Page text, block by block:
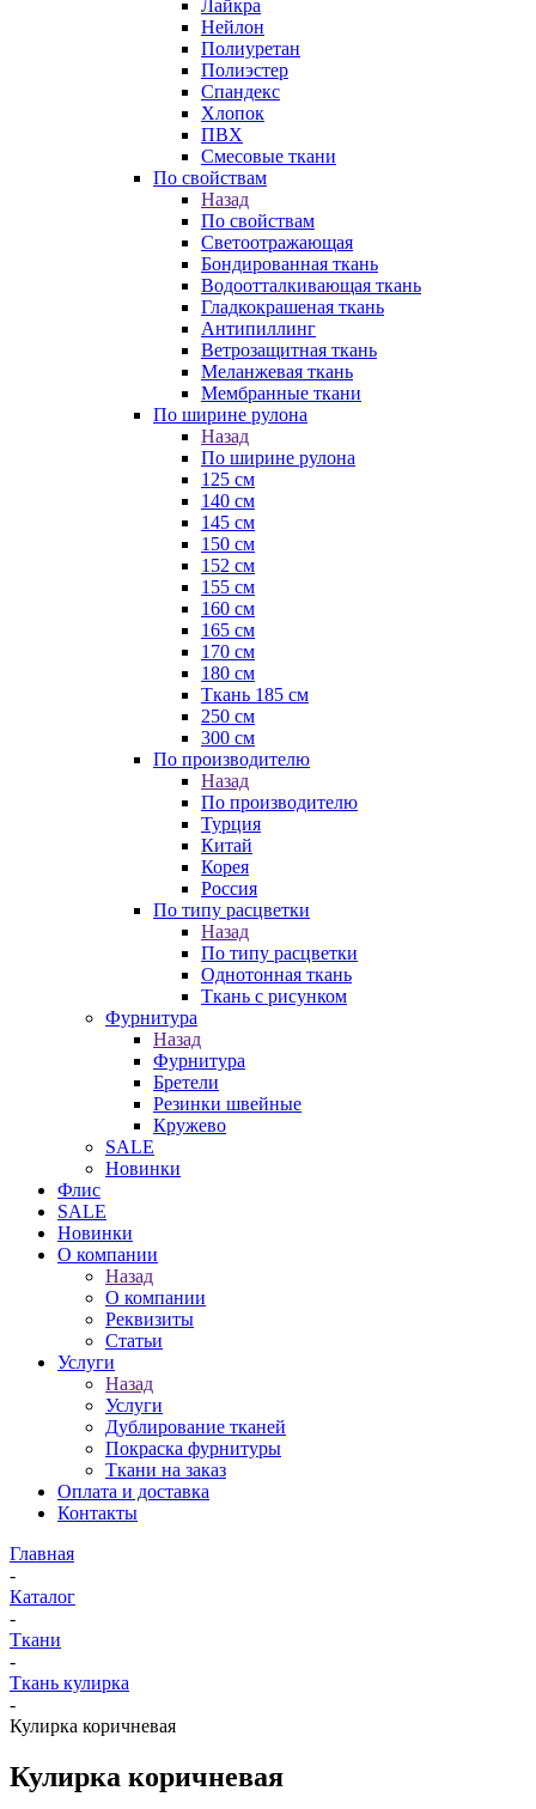
Лайкра
Нейлон
Полиуретан
Полиэстер
Спандекс
Хлопок
ПВХ
Смесовые ткани
По свойствам
Назад
По свойствам
Светоотражающая
Бондированная ткань
Водоотталкивающая ткань
Гладкокрашеная ткань
Антипиллинг
Ветрозащитная ткань
Меланжевая ткань
Мембранные ткани
По ширине рулона
Назад
По ширине рулона
125 см
140 см
145 см
150 см
152 см
155 см
160 см
165 см
170 см
180 см
Ткань 185 см
250 см
300 см
По производителю
Назад
По производителю
Турция
Китай
Корея
Россия
По типу расцветки
Назад
По типу расцветки
Однотонная ткань
Ткань с рисунком
Фурнитура
Назад
Фурнитура
Бретели
Резинки швейные
Кружево
SALE
Новинки
Флис
SALE
Новинки
О компании
Назад
О компании
Реквизиты
Статьи
Услуги
Назад
Услуги
Дублирование тканей
Покраска фурнитуры
Ткани на заказ
Оплата и доставка
Контакты
Главная
-
Каталог
-
Ткани
-
Ткань кулирка
-
Кулирка коричневая
Кулирка коричневая